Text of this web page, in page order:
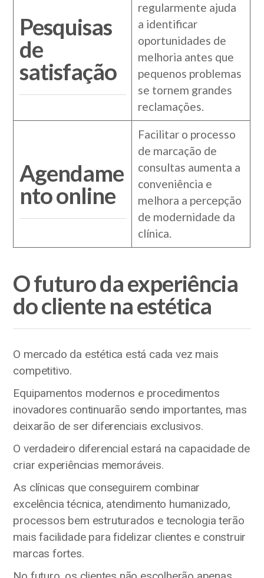
Pesquisas
de
satisfação
regularmente ajuda
a identificar
oportunidades de
melhoria antes que
pequenos problemas
se tornem grandes
reclamações.
Agendame
nto online
Facilitar o processo
de marcação de
consultas aumenta a
conveniência e
melhora a percepção
de modernidade da
clínica.
O futuro da experiência
do cliente na estética
O mercado da estética está cada vez mais
competitivo.
Equipamentos modernos e procedimentos
inovadores continuarão sendo importantes, mas
deixarão de ser diferenciais exclusivos.
O verdadeiro diferencial estará na capacidade de
criar experiências memoráveis.
As clínicas que conseguirem combinar
excelência técnica, atendimento humanizado,
processos bem estruturados e tecnologia terão
mais facilidade para fidelizar clientes e construir
marcas fortes.